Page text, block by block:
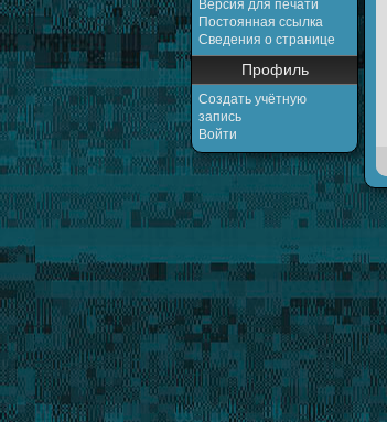
Версия для печати
Постоянная ссылка
Сведения о странице
Профиль
Создать учётную
запись
Войти